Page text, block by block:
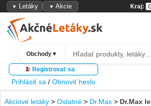
▼ Letáky ▼ Akcie Kraj:
Obchody▼
Registrovať sa
Prihlásiť sa / Obnoviť heslo
Akciové letáky > Ostatné > Dr.Max > Dr.Max